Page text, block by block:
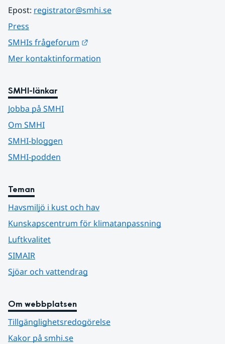
Epost: registrator@smhi.se
Press
SMHIs frågeforum
Mer kontaktinformation
SMHI-länkar
Jobba på SMHI
Om SMHI
SMHI-bloggen
SMHI-podden
Teman
Havsmiljö i kust och hav
Kunskapscentrum för klimatanpassning
Luftkvalitet
SIMAIR
Sjöar och vattendrag
Om webbplatsen
Tillgänglighetsredogörelse
Kakor på smhi.se